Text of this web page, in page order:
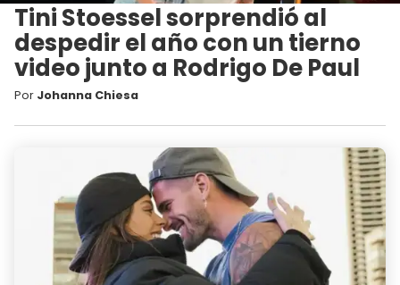
Tini Stoessel sorprendió al
despedir el año con un tierno
video junto a Rodrigo De Paul
Por Johanna Chiesa